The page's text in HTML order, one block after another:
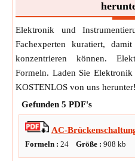
Elektronik und
Fachexperten kuratiert,
konzentrieren können.
Formeln. Laden Sie
KOSTENLOS von uns herunter!
Gefunden 5 PDF's
AC-
Formeln : 24 Größe : 908 kb